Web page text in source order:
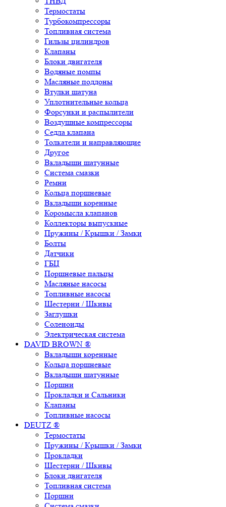
Термостаты
Турбокомпрессоры
Топливная система
Гильзы цилиндров
Клапаны
Блоки двигателя
Водяные помпы
Масляные поддоны
Втулки шатуна
Уплотнительные кольца
Форсунки и распылители
Воздушные компрессоры
Седла клапана
Толкатели и направляющие
Другое
Вкладыши шатунные
Система смазки
Ремни
Кольца поршневые
Вкладыши коренные
Коромысла клапанов
Коллекторы выпускные
Пружины / Крышки / Замки
Болты
Датчики
ГБЦ
Поршневые пальцы
Масляные насосы
Топливные насосы
Шестерни / Шкивы
Заглушки
Соленоиды
Электрическая система
DAVID BROWN ®
Вкладыши коренные
Кольца поршневые
Вкладыши шатунные
Поршни
Прокладки и Сальники
Клапаны
Топливные насосы
DEUTZ ®
Термостаты
Пружины / Крышки / Замки
Прокладки
Шестерни / Шкивы
Блоки двигателя
Топливная система
Поршни